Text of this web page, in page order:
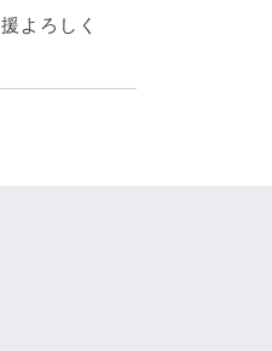
よろしく